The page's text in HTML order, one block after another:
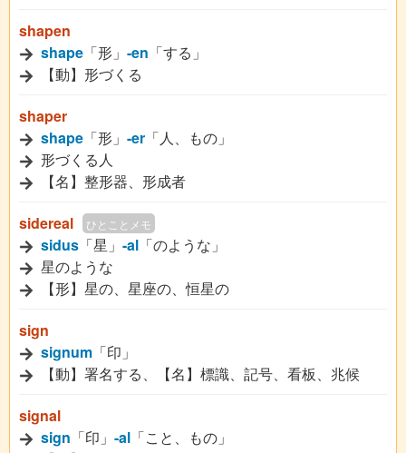
shapen
shape 「形」 -en 「する」
【動】形づくる
shaper
shape 「形」 -er 「人、もの」
形づくる人
【名】整形器、形成者
sidereal
ひとことメモ
sidus 「星」 -al 「のような」
星のような
【形】星の、星座の、恒星の
sign
signum 「印」
【動】署名する、【名】標識、記号、看板、兆候
signal
sign 「印」 -al 「こと、もの」